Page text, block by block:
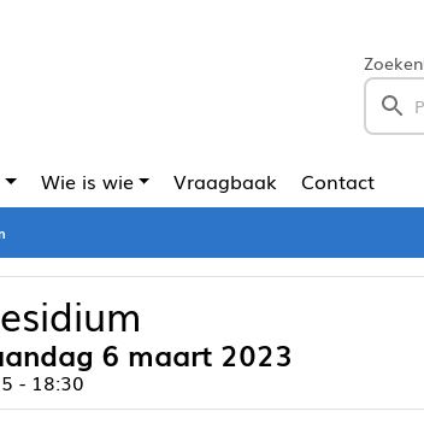
Zoeken
Wie is wie Vraagbaak Contact
6 maart 2023
- 18:30